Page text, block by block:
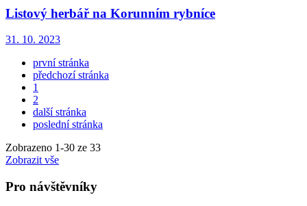
Listový herbář na Korunním rybníce
31. 10. 2023
první stránka
předchozí stránka
1
2
další stránka
poslední stránka
Zobrazeno 1-30 ze 33
Zobrazit vše
Pro návštěvníky